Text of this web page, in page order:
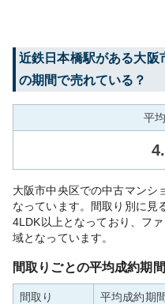
近鉄日本橋駅がある大阪
の期間で売れている？
平
大阪市中央区での中古マンシ
なっています。間取り別に見
4LDK以上となっており、フ
域となっています。
間取りごとの平均成約期間
間取り 平均成約期間